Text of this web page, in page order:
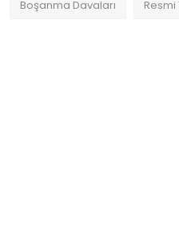
Boşanma Davaları